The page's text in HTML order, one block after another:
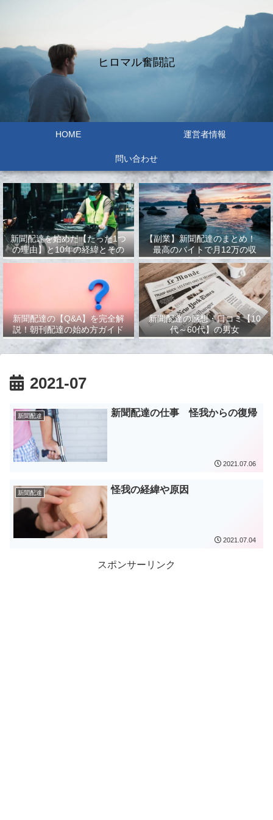
ヒロマル奮闘記
HOME 運営者情報
問い合わせ
新聞配達を始めた【たった1つ
の理由】と10年の経緯とその
結果
【副業】新聞配達のまとめ！
最高のバイトで月12万の収
入
新聞配達の【Q&A】を完全解
説！朝刊配達の始め方ガイド
新聞配達の感想・口コミ【10
代～60代】の男女
2021-07
新聞配達 新聞配達の仕事 怪我からの復帰
2021.07.06
新聞配達 怪我の経緯や原因
2021.07.04
スポンサーリンク